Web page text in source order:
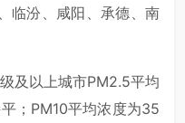
临汾、咸阳、承德、南
及以上城市PM2.5平均
；PM10平均浓度为35